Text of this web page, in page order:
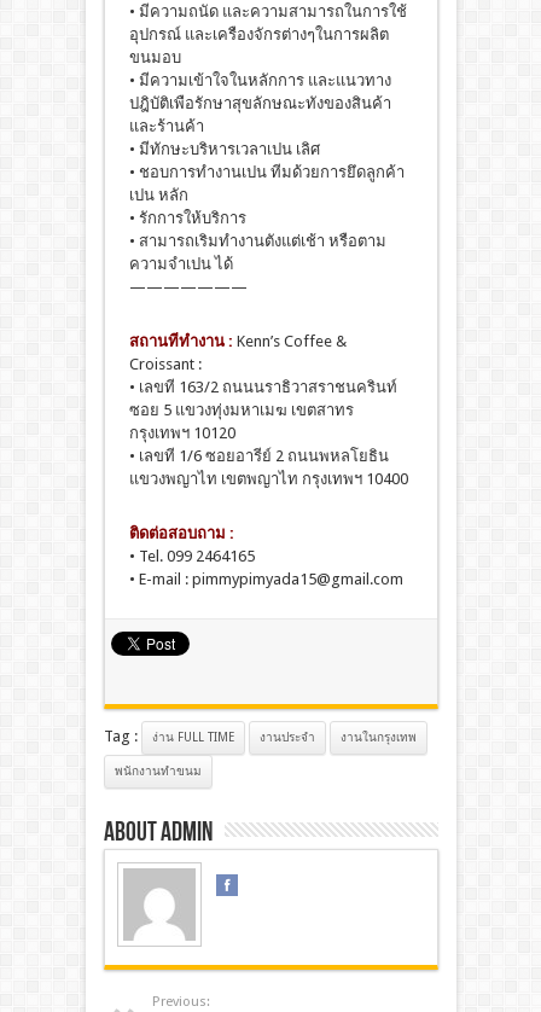
• มีความถนัด และความสามารถในการใช้
อุปกรณ์ และเครืองจักรต่างๆในการผลิต
ขนมอบ
• มีความเข้าใจในหลักการ และแนวทาง
ปฎิบัติเพือรักษาสุขลักษณะทังของสินค้า
และร้านค้า
• มีทักษะบริหารเวลาเปน เลิศ
• ชอบการทํางานเปน ทีมด้วยการยึดลูกค้า
เปน หลัก
• รักการให้บริการ
• สามารถเริมทํางานตังแต่เช้า หรือตาม
ความจําเปน ได้
———————
สถานทีทํางาน : Kenn’s Coffee &
Croissant :
• เลขที 163/2 ถนนนราธิวาสราชนครินท์
ซอย 5 แขวงทุ่งมหาเมฆ เขตสาทร
กรุงเทพฯ 10120
• เลขที 1/6 ซอยอารีย์ 2 ถนนพหลโยธิน
แขวงพญาไท เขตพญาไท กรุงเทพฯ 10400
ติดต่อสอบถาม :
• Tel. 099 2464165
• E-mail : pimmypimyada15@gmail.com
Tag : ง่าน FULL TIME งานประจํา งานในกรุงเทพ
พนักงานทำขนม
About admin
Previous: